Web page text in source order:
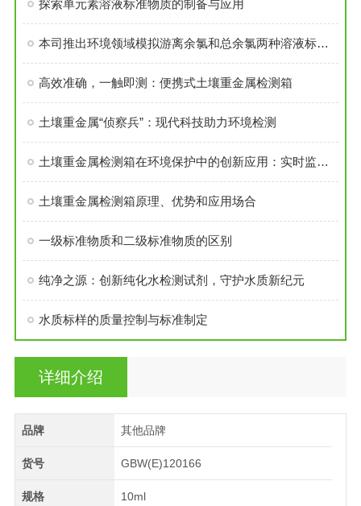
探索单元素溶液标准物质的制备与应用
本司推出环境领域模拟游离余氯和总余氯两种溶液标准物质
高效准确，一触即测：便携式土壤重金属检测箱
土壤重金属“侦察兵”：现代科技助力环境检测
土壤重金属检测箱在环境保护中的创新应用：实时监测与预警系统构建
土壤重金属检测箱原理、优势和应用场合
一级标准物质和二级标准物质的区别
纯净之源：创新纯化水检测试剂，守护水质新纪元
水质标样的质量控制与标准制定
详细介绍
品牌 其他品牌
货号 GBW(E)120166
规格 10ml